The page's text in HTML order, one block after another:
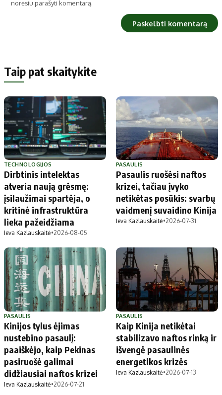
norėsiu parašyti komentarą.
Taip pat skaitykite
TECHNOLOGIJOS
Dirbtinis intelektas
atveria naują grėsmę:
įsilaužimai spartėja, o
kritinė infrastruktūra
lieka pažeidžiama
Ieva Kazlauskaitė•2026-08-05
PASAULIS
Pasaulis ruošėsi naftos
krizei, tačiau įvyko
netikėtas posūkis: svarbų
vaidmenį suvaidino Kinija
Ieva Kazlauskaitė•2026-07-31
PASAULIS
Kinijos tylus ėjimas
nustebino pasaulį:
paaiškėjo, kaip Pekinas
pasiruošė galimai
didžiausiai naftos krizei
Ieva Kazlauskaitė•2026-07-21
PASAULIS
Kaip Kinija netikėtai
stabilizavo naftos rinką ir
išvengė pasaulinės
energetikos krizės
Ieva Kazlauskaitė•2026-07-13